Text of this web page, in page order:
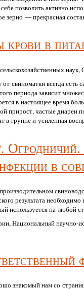
позволить активно
зерно — прекрасная
крови в
свиноматки всегда
периода зависит
в настоящее время
прирост, частые диареи
в группе и усиленная
в
результата
используется на любой
Национальный научно-
знакомый нам со